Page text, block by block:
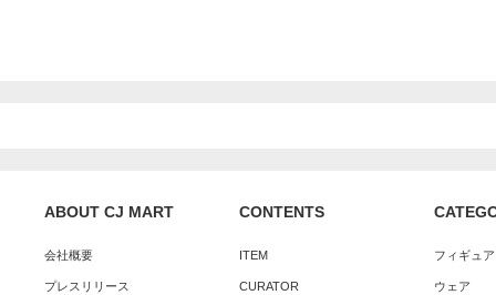
ABOUT CJ MART
会社概要
プレスリリース
CONTENTS
ITEM
CURATOR
フィギュ
ウェア